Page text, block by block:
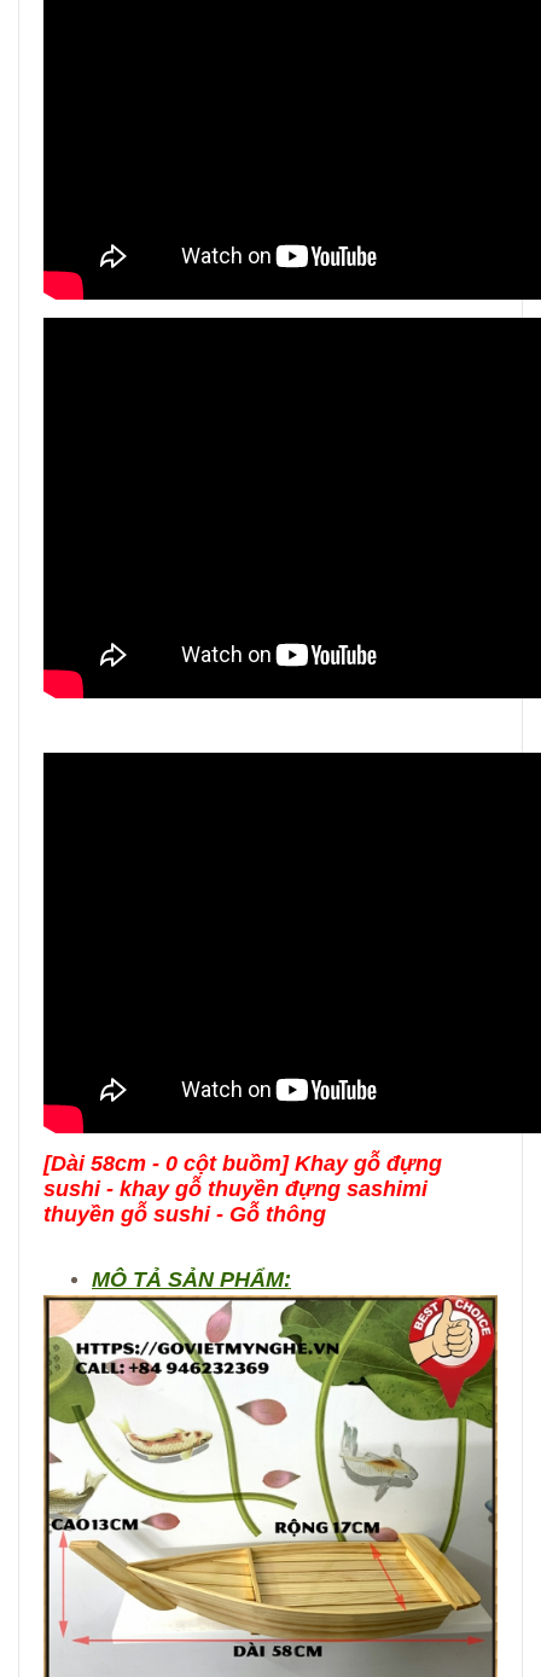
[Dài 58cm - 0 cột buồm] Khay gỗ đựng
sushi - khay gỗ thuyền đựng sashimi
thuyền gỗ sushi - Gỗ thông
MÔ TẢ SẢN PHẨM: